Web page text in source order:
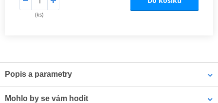
(ks)
Popis a parametry
Mohlo by se vám hodit